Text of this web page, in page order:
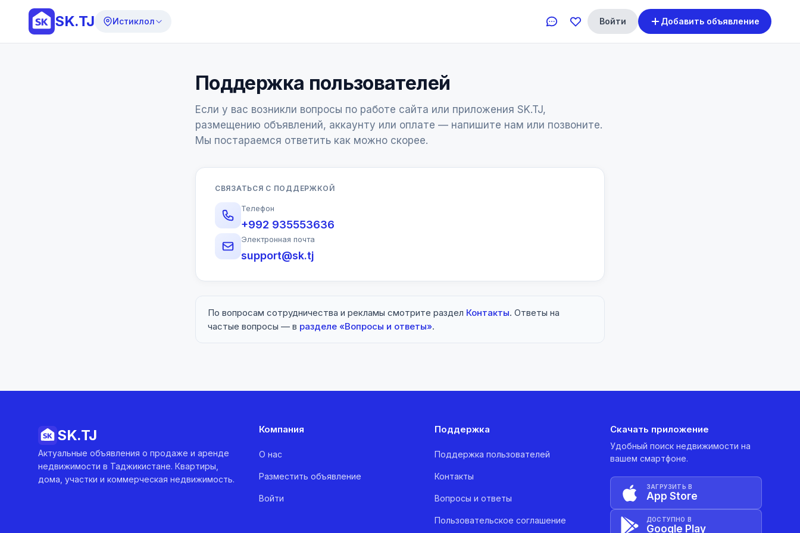
SK.TJ Истиклол Войти Добавить объявление
Поддержка пользователей
Если у вас возникли вопросы по работе сайта или приложения SK.TJ,
размещению объявлений, аккаунту или оплате — напишите нам или позвоните.
Мы постараемся ответить как можно скорее.
СВЯЗАТЬСЯ С ПОДДЕРЖКОЙ
Телефон
+992 935553636
Электронная почта
support@sk.tj
По вопросам сотрудничества и рекламы смотрите раздел Контакты. Ответы на
частые вопросы — в разделе «Вопросы и ответы».
SK.TJ
Актуальные объявления о продаже и аренде
недвижимости в Таджикистане. Квартиры,
дома, участки и коммерческая недвижимость.
Компания
О нас
Разместить объявление
Войти
Поддержка
Поддержка пользователей
Контакты
Вопросы и ответы
Пользовательское соглашение
Скачать приложение
Удобный поиск недвижимости на
вашем смартфоне.
ЗАГРУЗИТЬ В
App Store
ДОСТУПНО В
Google Play